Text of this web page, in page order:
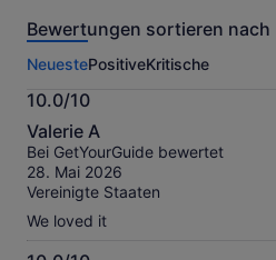
dieser
Weitere
Informationen
zu
unseren
geprüften
Bewertungen.
Bewertungen sortieren nach
NeuestePositiveKritische
10.0/10
10.0
von
10
Valerie A
Bei GetYourGuide bewertet
28. Mai 2026
Vereinigte Staaten
We loved it